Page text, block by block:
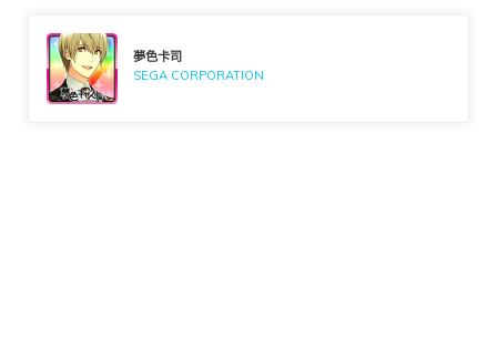
夢色卡司
SEGA CORPORATION